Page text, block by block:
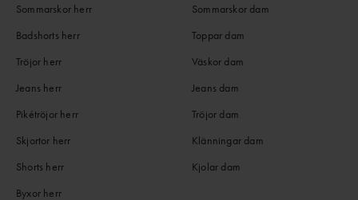
Sommarskor herr
Badshorts herr
Tröjor herr
Jeans herr
Pikétröjor herr
Skjortor herr
Shorts herr
Byxor herr
Sommarskor dam
Toppar dam
Väskor dam
Jeans dam
Tröjor dam
Klänningar dam
Kjolar dam